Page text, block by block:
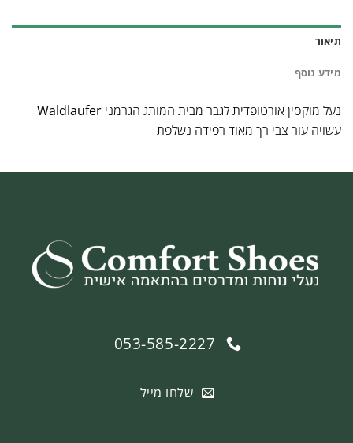
תיאור
מידע נוסף
נעל מוקסין אורטופדית לגבר מבית המותג הגרמני
עשויה עור צבי רך מאוד רפידה נשלפת
053-585-2227
שלחו מייל